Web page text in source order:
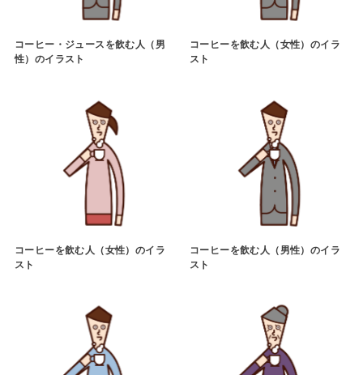
コーヒー・ジュースを飲む人（男
性）のイラスト
コーヒーを飲む人（女性）のイラ
スト
コーヒーを飲む人（女性）のイラ
スト
コーヒーを飲む人（男性）のイラ
スト